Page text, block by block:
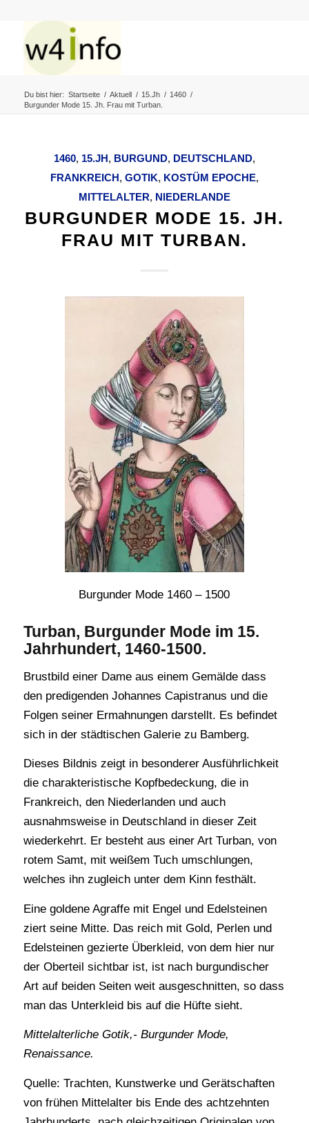
Du bist hier: Startseite / Aktuell / 15.Jh / 1460 /
Burgunder Mode 15. Jh. Frau mit Turban.
1460, 15.JH, BURGUND, DEUTSCHLAND,
FRANKREICH, GOTIK, KOSTÜM EPOCHE,
MITTELALTER, NIEDERLANDE
BURGUNDER MODE 15. JH.
FRAU MIT TURBAN.
Burgunder Mode 1460 – 1500
Turban, Burgunder Mode im 15.
Jahrhundert, 1460-1500.
Brustbild einer Dame aus einem Gemälde dass
den predigenden Johannes Capistranus und die
Folgen seiner Ermahnungen darstellt. Es befindet
sich in der städtischen Galerie zu Bamberg.
Dieses Bildnis zeigt in besonderer Ausführlichkeit
die charakteristische Kopfbedeckung, die in
Frankreich, den Niederlanden und auch
ausnahmsweise in Deutschland in dieser Zeit
wiederkehrt. Er besteht aus einer Art Turban, von
rotem Samt, mit weißem Tuch umschlungen,
welches ihn zugleich unter dem Kinn festhält.
Eine goldene Agraffe mit Engel und Edelsteinen
ziert seine Mitte. Das reich mit Gold, Perlen und
Edelsteinen gezierte Überkleid, von dem hier nur
der Oberteil sichtbar ist, ist nach burgundischer
Art auf beiden Seiten weit ausgeschnitten, so dass
man das Unterkleid bis auf die Hüfte sieht.
Mittelalterliche Gotik,- Burgunder Mode,
Renaissance.
Quelle: Trachten, Kunstwerke und Gerätschaften
von frühen Mittelalter bis Ende des achtzehnten